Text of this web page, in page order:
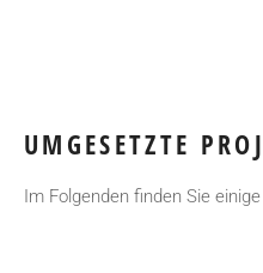
UMGESETZTE
Im Folgenden finden Sie